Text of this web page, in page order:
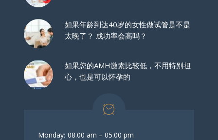
如果年龄到达40岁的女性做试管是不是
太晚了？ 成功率会高吗？
如果您的AMH激素比较低，不用特别担
心，也是可以怀孕的
Monday: 08.00 am – 05.00 pm